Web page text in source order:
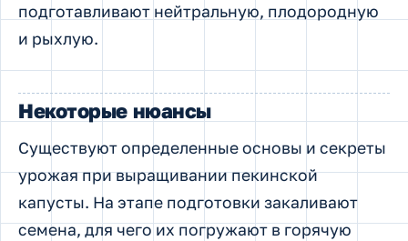
подготавливают нейтральную, плодородную
и рыхлую.
Некоторые нюансы
Существуют определенные основы и секреты
урожая при выращивании пекинской
капусты. На этапе подготовки закаливают
семена, для чего их погружают в горячую